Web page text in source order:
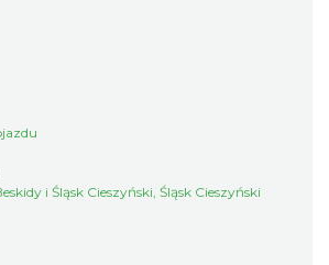
Gatunków & Moto
i Śląsk Cieszyński, Śląsk Cieszyński